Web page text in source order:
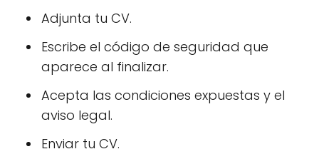
Adjunta tu CV.
Escribe el código de seguridad que
aparece al finalizar.
Acepta las condiciones expuestas y el
aviso legal.
Enviar tu CV.